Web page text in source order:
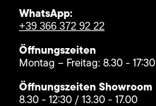
WhatsApp:
+39 366 372 92 22
Öffnungszeiten
Montag – Freitag: 8.30 - 17:30
Öffnungszeiten Showroom
8.30 - 12:30 / 13.30 - 17.00